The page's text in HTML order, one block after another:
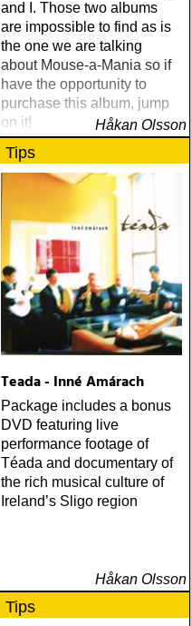
and I. Those two albums
are impossible to find as is
the one we are talking
about Mouse-a-Mania so if
have the opportunity to
purchase this album, jump
on it!
Håkan Olsson
Tips
Teada - Inné Amárach
Package includes a bonus
DVD featuring live
performance footage of
Téada and documentary of
the rich musical culture of
Ireland’s Sligo region
Håkan Olsson
Tips